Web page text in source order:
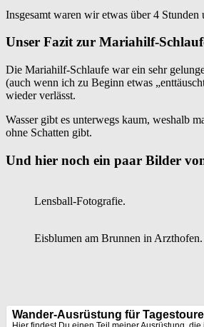
Insgesamt waren wir etwas über 4 Stunden
Unser Fazit zur Mariahilf-
Die Mariahilf-Schlaufe war ein sehr
(auch wenn ich zu Beginn etwas
wieder verlässt.
Wasser gibt es unterwegs kaum, weshalb
ohne Schatten gibt.
Und hier noch ein paar Bilder
Lensball-Fotografie.
Eisblumen am Brunnen in Arzthofen.
Wander-Ausrüstung für